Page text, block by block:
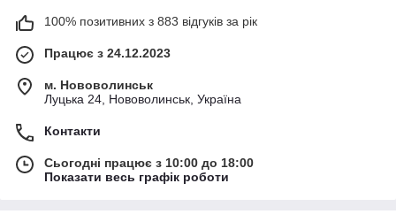
HotBuy та замовляйте потрібні товари для чистоти й
комфорту з доставкою по Україні.
100% позитивних з 883 відгуків за рік
Працює з 24.12.2023
м. Нововолинськ
Луцька 24, Нововолинськ, Україна
Контакти
Сьогодні працює з 10:00 до 18:00
Показати весь графік роботи